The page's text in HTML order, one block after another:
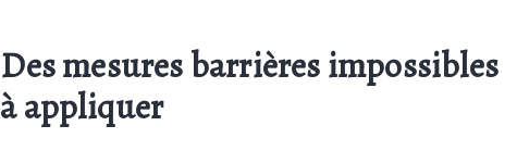
Des mesures barrières impossibles
à appliquer